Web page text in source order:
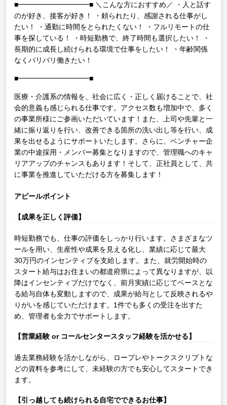
■━━━━━━━━━━■ ＼こんな方におすすめ／
・人と話す
のが好き、接客が好き！
・頼られたり、感謝される仕事がし
たい！
・通勤に時間をとられたくない！
・フルリモートの仕
事を探している！
・時短勤務で、終了時間も選択したい！
・
長期的に成長し続けられる環境で仕事をしたい！
・年齢関係
なくバリバリ働きたい！
■━━━━━━━━━━■
医療・介護系の情報を、社会に広く・正しく届けることで、社
会的意義も感じられる仕事です。アクセス数も増加中で、多く
の事業所様にご参画いただいています！また、上司や先輩と一
緒に振り返りを行い、改善できる箇所の洗い出し等を行い、成
果を出せるようにサポートいたします。さらに、ベンチャー企
業の中途採用・メンバー募集となりますので、管理職へのキャ
リアアップのチャンスもあります！そして、正社員として、共
に事業を推進していただける方を募集します！
アピールポイント
【成果を正しく評価】
時短勤務でも、仕事の評価をしっかり行います。さまざまなツ
ールを用い、生産性や成果を見える化し、業績に応じて最大
30万円のインセンティブを支給します。また、就労開始時の
スタート給与はお住まいの都道府県によって異なりますが、以
降はインセンティブだけでなく、前月実績に応じてベースとな
る給与自体も変動しますので、成果が給与として反映されるや
りがいを感じていただけます。1件でも多くの受注を出すた
め、管理者も全力でサポートします。
【営業経験 or コールセンタースタッフ経験を活かせる】
過去業務経験を活かしながら、ロープレやトークスクリプトな
どの資料を参考にして、未経験の方でも安心してスタートでき
ます。
【引っ越しても続けられる自宅でできるお仕事】